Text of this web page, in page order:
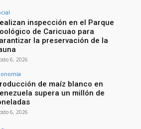
inspección en el Parque
de Caricuao para
la preservación de la
6, 2026
de maíz blanco en
supera un millón de
6, 2026